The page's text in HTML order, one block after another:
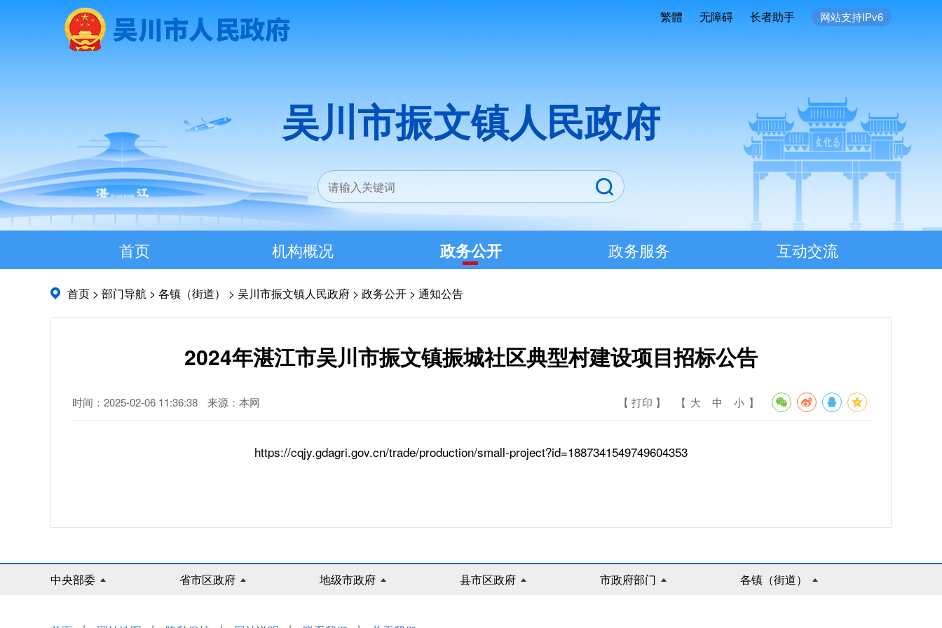
繁體 无障碍 长者助手 网站支持IPv6
吴川市振文镇人民政府
首页 机构概况 政务公开 政务服务 互动交流
首页 > 部门导航 > 各镇（街道） > 吴川市振文镇人民政府 > 政务公开 > 通知公告
2024年湛江市吴川市振文镇振城社区典型村建设项目招标公告
时间：2025-02-06 11:36:38 来源：本网 【 打印 】 【 大 中 小 】
https://cqjy.gdagri.gov.cn/trade/production/small-project?id=1887341549749604353
中央部委 省市区政府 地级市政府 县市区政府 市政府部门 各镇（街道）